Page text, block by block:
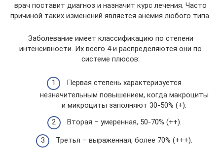
врач поставит диагноз и назначит курс лечения. Часто
причиной таких изменений является анемия любого типа.
Заболевание имеет классификацию по степени
интенсивности. Их всего 4 и распределяются они по
системе плюсов:
Первая степень характеризуется
незначительным повышением, когда макроциты
и микроциты заполняют 30-50% (+).
Вторая – умеренная, 50-70% (++).
Третья – выраженная, более 70% (+++).